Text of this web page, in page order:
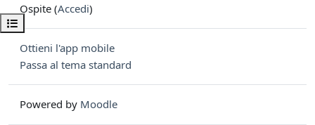
Apri indice del corso
Ospite (Accedi)
Ottieni l'app mobile
Passa al tema standard
Powered by Moodle